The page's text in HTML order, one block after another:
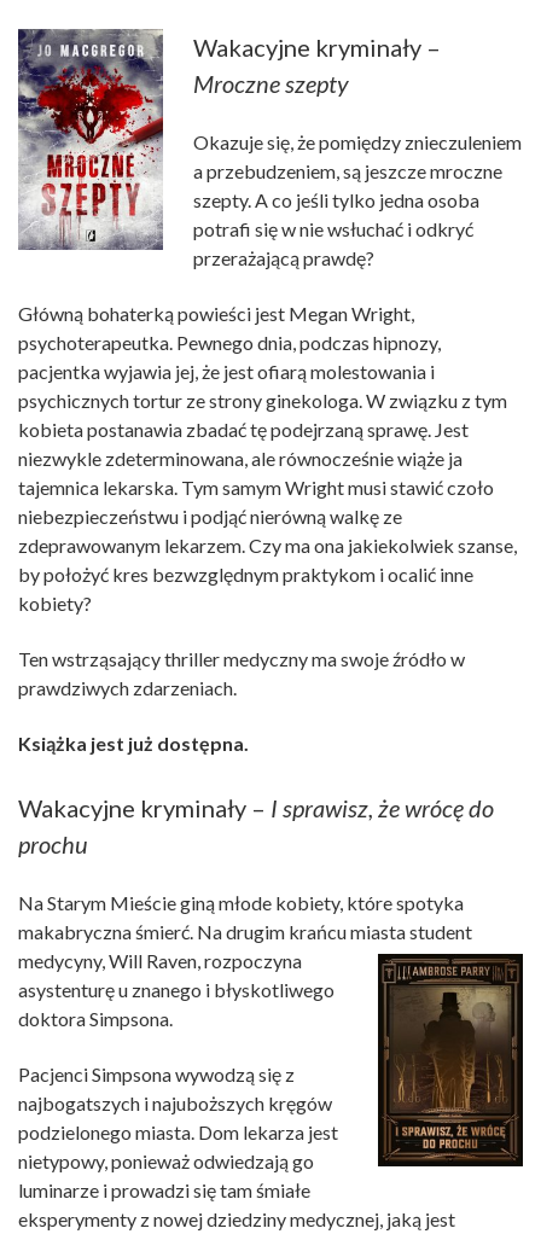
Wakacyjne kryminały –
Mroczne szepty
Okazuje się, że pomiędzy znieczuleniem
a przebudzeniem, są jeszcze mroczne
szepty. A co jeśli tylko jedna osoba
potrafi się w nie wsłuchać i odkryć
przerażającą prawdę?
Główną bohaterką powieści jest Megan Wright,
psychoterapeutka. Pewnego dnia, podczas hipnozy,
pacjentka wyjawia jej, że jest ofiarą molestowania i
psychicznych tortur ze strony ginekologa. W związku z tym
kobieta postanawia zbadać tę podejrzaną sprawę. Jest
niezwykle zdeterminowana, ale równocześnie wiąże ja
tajemnica lekarska. Tym samym Wright musi stawić czoło
niebezpieczeństwu i podjąć nierówną walkę ze
zdeprawowanym lekarzem. Czy ma ona jakiekolwiek szanse,
by położyć kres bezwzględnym praktykom i ocalić inne
kobiety?
Ten wstrząsający thriller medyczny ma swoje źródło w
prawdziwych zdarzeniach.
Książka jest już dostępna.
Wakacyjne kryminały – I sprawisz, że wrócę do
prochu
Na Starym Mieście giną młode kobiety, które spotyka
makabryczna śmierć. Na drugim krańcu miasta student
medycyny, Will Raven, rozpoczyna
asystenturę u znanego i błyskotliwego
doktora Simpsona.
Pacjenci Simpsona wywodzą się z
najbogatszych i najuboższych kręgów
podzielonego miasta. Dom lekarza jest
nietypowy, ponieważ odwiedzają go
luminarze i prowadzi się tam śmiałe
eksperymenty z nowej dziedziny medycznej, jaką jest